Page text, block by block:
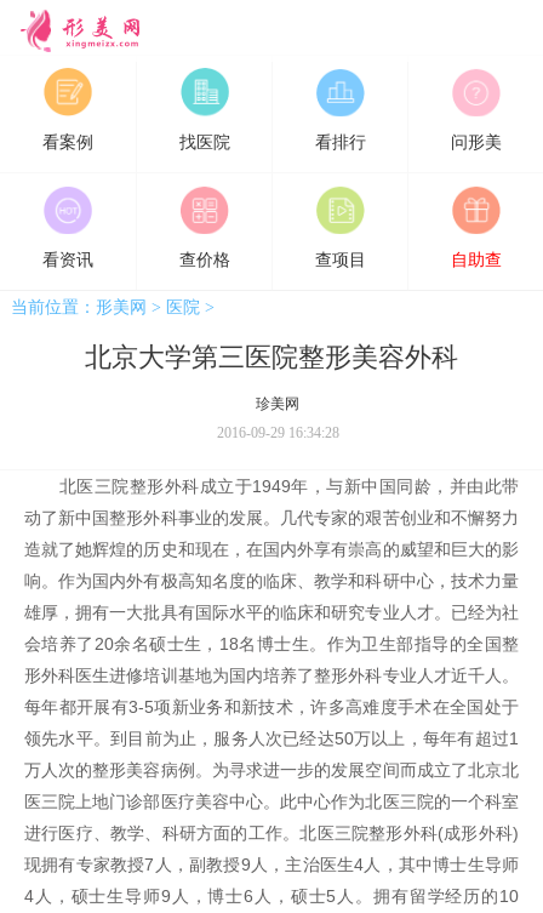
形美网
看案例 找医院 看排行 问形美
看资讯 查价格 查项目 自助查
当前位置： 形美网 > 医院>
北京大学第三医院整形美容外科
珍美网
2016-09-29 16:34:28
北医三院整形外科成立于1949年，与新中国同龄，并由此带
动了新中国整形外科事业的发展。几代专家的艰苦创业和不懈努力
造就了她辉煌的历史和现在，在国内外享有崇高的威望和巨大的影
响。作为国内外有极高知名度的临床、教学和科研中心，技术力量
雄厚，拥有一大批具有国际水平的临床和研究专业人才。已经为社
会培养了20余名硕士生，18名博士生。作为卫生部指导的全国整
形外科医生进修培训基地为国内培养了整形外科专业人才近千人。
每年都开展有3-5项新业务和新技术，许多高难度手术在全国处于
领先水平。到目前为止，服务人次已经达50万以上，每年有超过1
万人次的整形美容病例。为寻求进一步的发展空间而成立了北京北
医三院上地门诊部医疗美容中心。此中心作为北医三院的一个科室
进行医疗、教学、科研方面的工作。北医三院整形外科(成形外科)
现拥有专家教授7人，副教授9人，主治医生4人，其中博士生导师
4人，硕士生导师9人，博士6人，硕士5人。拥有留学经历的10